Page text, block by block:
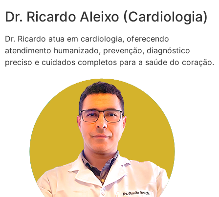
Dr. Ricardo Aleixo (Cardiologia)
Dr. Ricardo atua em cardiologia, oferecendo
atendimento humanizado, prevenção, diagnóstico
preciso e cuidados completos para a saúde do coração.